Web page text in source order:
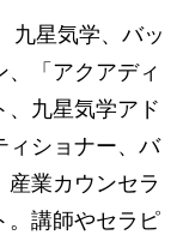
九星気学、バッ
、「アクアディ
、九星気学アド
ィショナー、バ
産業カウンセラ
。講師やセラピ